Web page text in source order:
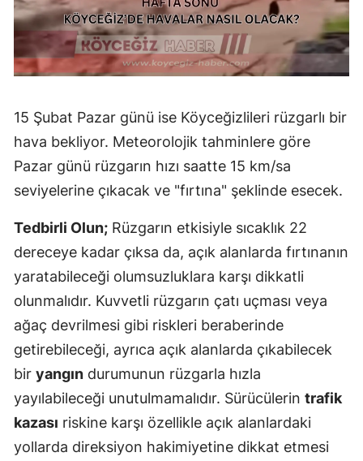
15 Şubat Pazar günü ise Köyceğizlileri rüzgarlı bir
hava bekliyor. Meteorolojik tahminlere göre
Pazar günü rüzgarın hızı saatte 15 km/sa
seviyelerine çıkacak ve "fırtına" şeklinde esecek.
Tedbirli Olun; Rüzgarın etkisiyle sıcaklık 22
dereceye kadar çıksa da, açık alanlarda fırtınanın
yaratabileceği olumsuzluklara karşı dikkatli
olunmalıdır. Kuvvetli rüzgarın çatı uçması veya
ağaç devrilmesi gibi riskleri beraberinde
getirebileceği, ayrıca açık alanlarda çıkabilecek
bir yangın durumunun rüzgarla hızla
yayılabileceği unutulmamalıdır. Sürücülerin trafik
kazası riskine karşı özellikle açık alanlardaki
yollarda direksiyon hakimiyetine dikkat etmesi